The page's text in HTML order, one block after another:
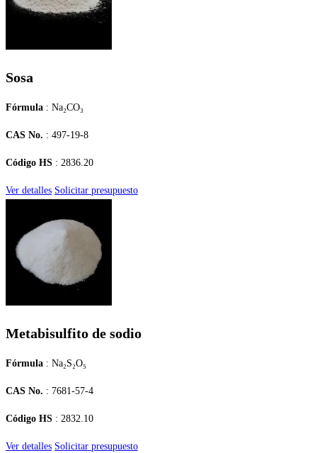
Sosa
Fórmula : Na₂CO₃
CAS No. : 497-19-8
Código HS : 2836.20
Ver detalles Solicitar presupuesto
Metabisulfito de sodio
Fórmula : Na₂S₂O₅
CAS No. : 7681-57-4
Código HS : 2832.10
Ver detalles Solicitar presupuesto